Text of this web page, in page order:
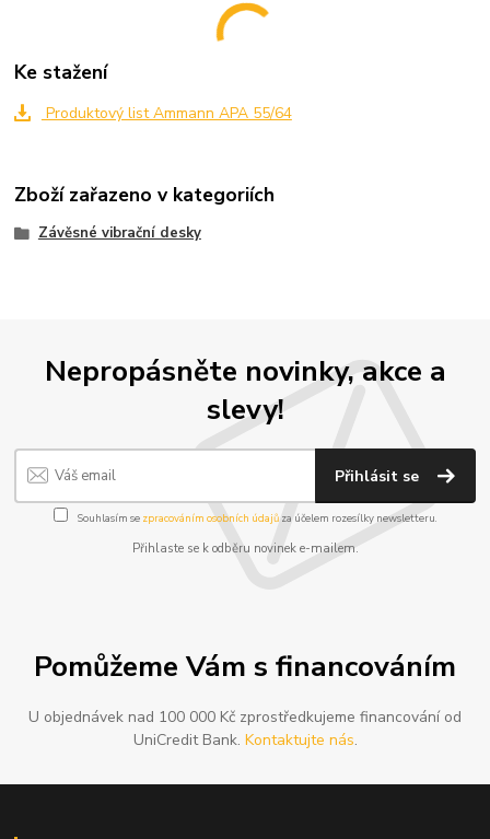
Ke stažení
Produktový list Ammann APA 55/64
Zboží zařazeno v kategoriích
Závěsné vibrační desky
Nepropásněte novinky, akce a
slevy!
Přihlásit se
Souhlasím se zpracováním osobních údajůza účelem rozesílky newsletteru.
Přihlaste se k odběru novinek e-mailem.
Pomůžeme Vám s financováním
U objednávek nad 100 000 Kč zprostředkujeme financování od
UniCredit Bank. Kontaktujte nás.